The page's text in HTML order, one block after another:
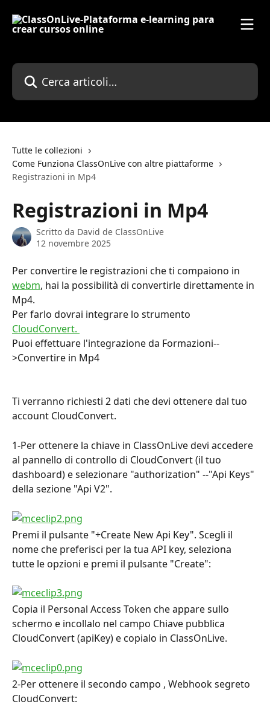
Cerca articoli…
Tutte le collezioni
Come Funziona ClassOnLive con altre piattaforme
Registrazioni in Mp4
Registrazioni in Mp4
Scritto da David de ClassOnLive
12 novembre 2025
Per convertire le registrazioni che ti compaiono in
webm, hai la possibilità di convertirle direttamente in
Mp4.
Per farlo dovrai integrare lo strumento
CloudConvert.
Puoi effettuare l'integrazione da Formazioni--
>Convertire in Mp4
Ti verranno richiesti 2 dati che devi ottenere dal tuo
account CloudConvert.
1-Per ottenere la chiave in ClassOnLive devi accedere
al pannello di controllo di CloudConvert (il tuo
dashboard) e selezionare "authorization" --"Api Keys"
della sezione "Api V2".
Premi il pulsante "+Create New Api Key". Scegli il
nome che preferisci per la tua API key, seleziona
tutte le opzioni e premi il pulsante "Create":
Copia il Personal Access Token che appare sullo
schermo e incollalo nel campo Chiave pubblica
CloudConvert (apiKey) e copialo in ClassOnLive.
2-Per ottenere il secondo campo , Webhook segreto
CloudConvert: